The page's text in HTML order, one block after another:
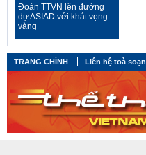
Đoàn TTVN lên đường
dự ASIAD với khát vọng
vàng
TRANG CHÍNH Liên hệ toà soạn